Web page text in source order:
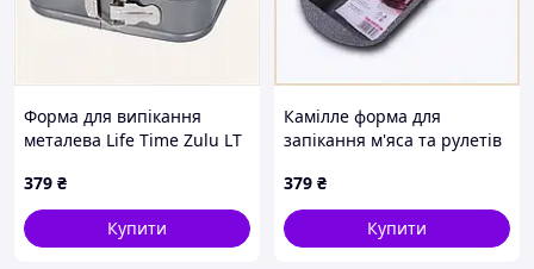
Форма для випікання
металева Life Time Zulu LT
379 ₴
Купити
Камілле форма для
запікання м'яса та рулетів
379 ₴
Купити